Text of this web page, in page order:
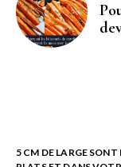
5 CM DE LARGE